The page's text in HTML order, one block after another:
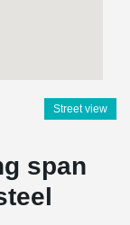
Street view
span